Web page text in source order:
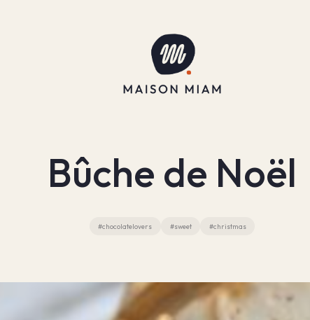
Bûche de Noël
#chocolatelovers #sweet #christmas